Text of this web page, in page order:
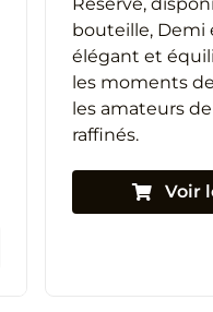
bouteille, Demi
élégant et
les moments
les amateurs
raffinés.
Voir